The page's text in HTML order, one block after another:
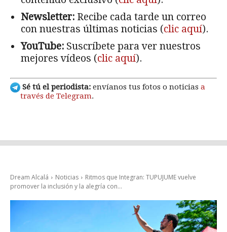
Newsletter: Recibe cada tarde un correo
con nuestras últimas noticias (clic aquí).
YouTube: Suscríbete para ver nuestros
mejores vídeos (clic aquí).
Sé tú el periodista: envíanos tus fotos o noticias a
través de Telegram.